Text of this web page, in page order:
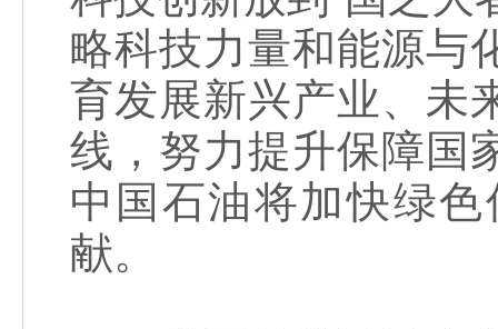
略科技力量和能源与
育发展新兴产业、未
线，努力提升保障国
中国石油将加快绿
献。